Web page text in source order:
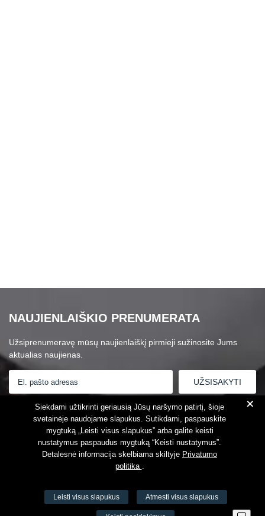
NAUJIENLAIŠKIO PRENUMERATA
Užsiprenumeravę mūsų naujienlaiškį pirmieji sužinosite Jums
aktualias naujienas.
Susipažinau suPrivatumo politika
VŠĮ Fitneso mokymo centras AEROMIX
+
Siekdami užtikrinti geriausią Jūsų naršymo patirtį, šioje
svetainėje naudojame slapukus. Sutikdami, paspauskite
mygtuką „Leisti visus slapukus” arba galite keisti
nustatymus paspaudus mygtuką “Keisti nustatymus”.
Detalesnė informacija skelbiama skiltyje Privatumo
politika .
Leisti visus slapukus Atmesti visus slapukus